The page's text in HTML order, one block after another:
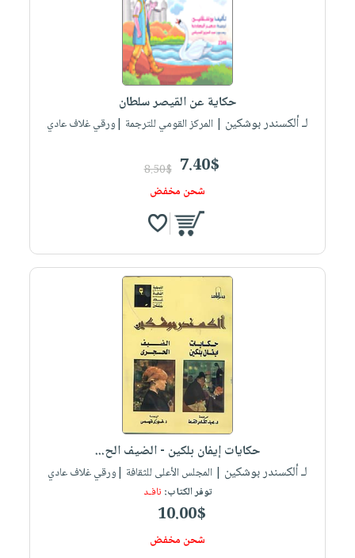
حكاية عن القيصر سلطان
لـ ألكسندر بوشكين | المركز القومي للترجمة |ورقي غلاف عادي
7.40$
8.50$
شحن مخفض
حكايات إيفان بلكين - الضيف الح...
لـ ألكسندر بوشكين | المجلس الأعلى للثقافة |ورقي غلاف عادي
توفر الكتاب: نافـد
10.00$
شحن مخفض